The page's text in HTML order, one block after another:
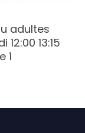
adultes
12:00 13:15
1